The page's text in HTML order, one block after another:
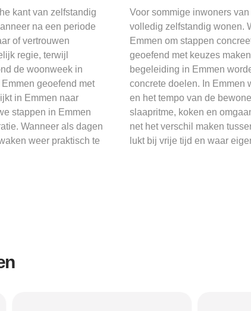
kant van zelfstandig
na een periode
of vertrouwen
regie, terwijl
de woonweek in
geoefend met
in Emmen naar
stappen in Emmen
Wanneer als dagen
weer praktisch te
Voor sommige inwoners
volledig zelfstandig wonen.
Emmen om stappen
geoefend met keuzes
begeleiding in Emmen
concrete doelen. In Emmen
en het tempo van de
slaapritme, koken en
net het verschil maken
lukt bij vrije tijd en waar